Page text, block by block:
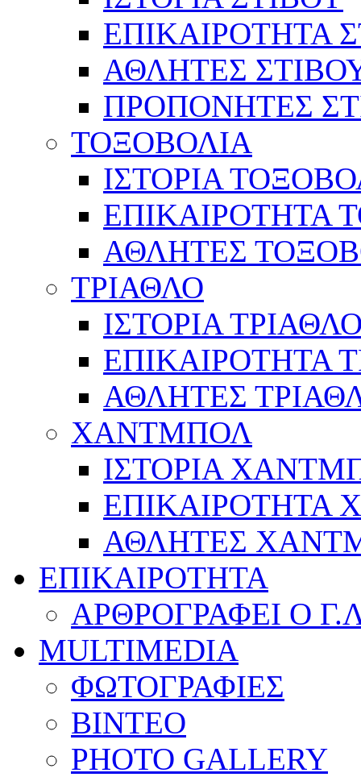
ΕΠΙΚΑΙΡΟΤΗΤΑ
ΑΘΛΗΤΕΣ
ΠΡΟΠΟΝΗΤΕΣ
ΤΟΞΟΒΟΛΙΑ
ΙΣΤΟΡΙΑ
ΕΠΙΚΑΙΡΟΤΗΤΑ
ΑΘΛΗΤΕΣ
ΤΡΙΑΘΛΟ
ΙΣΤΟΡΙΑ
ΕΠΙΚΑΙΡΟΤΗΤΑ
ΑΘΛΗΤΕΣ
ΧΑΝΤΜΠΟΛ
ΙΣΤΟΡΙΑ
ΕΠΙΚΑΙΡΟΤΗΤΑ
ΑΘΛΗΤΕΣ
ΕΠΙΚΑΙΡΟΤΗΤΑ
ΑΡΘΡΟΓΡΑΦΕΙ Ο
MULTIMEDIA
ΦΩΤΟΓΡΑΦΙΕΣ
ΒΙΝΤΕΟ
PHOTO GALLERY